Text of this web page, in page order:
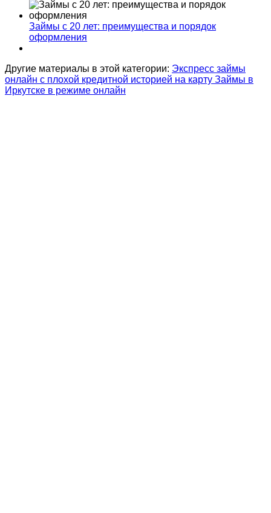
Займы с 20 лет: преимущества и порядок
оформления
Другие материалы в этой категории: Экспресс займы
онлайн с плохой кредитной историей на карту Займы в
Иркутске в режиме онлайн